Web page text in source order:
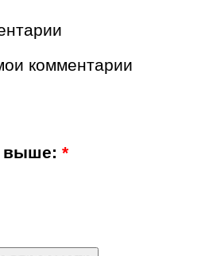
комментарии
выше:*